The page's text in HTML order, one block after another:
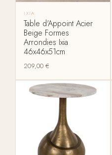
IXIA
Table d'Appoint Acier
Beige Formes
Arrondies Ixia
46x46x51cm
209,00€